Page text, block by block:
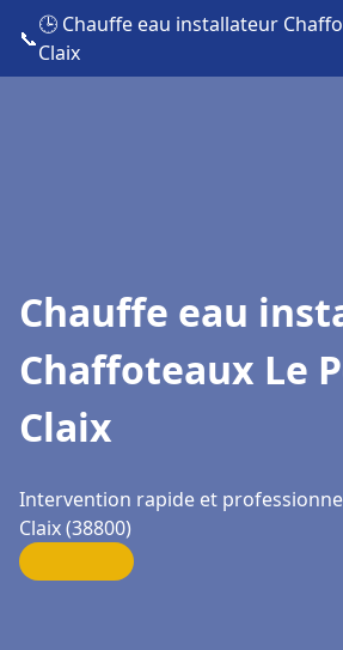
📞
🕒 Chauffe eau installateur
Claix
Chauffe eau
Chaffoteaux Le
Claix
Intervention rapide et
Claix (38800)